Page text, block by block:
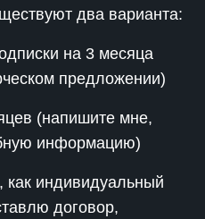
два варианта:
на 3 месяца
предложении)
(напишите мне,
информацию)
индивидуальный
договор,